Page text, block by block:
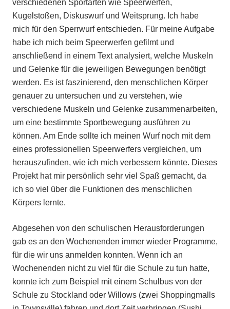
verschiedenen Sportarten wie Speerwerfen,
Kugelstoßen, Diskuswurf und Weitsprung. Ich habe
mich für den Sperrwurf entschieden. Für meine Aufgabe
habe ich mich beim Speerwerfen gefilmt und
anschließend in einem Text analysiert, welche Muskeln
und Gelenke für die jeweiligen Bewegungen benötigt
werden. Es ist faszinierend, den menschlichen Körper
genauer zu untersuchen und zu verstehen, wie
verschiedene Muskeln und Gelenke zusammenarbeiten,
um eine bestimmte Sportbewegung ausführen zu
können. Am Ende sollte ich meinen Wurf noch mit dem
eines professionellen Speerwerfers vergleichen, um
herauszufinden, wie ich mich verbessern könnte. Dieses
Projekt hat mir persönlich sehr viel Spaß gemacht, da
ich so viel über die Funktionen des menschlichen
Körpers lernte.
Abgesehen von den schulischen Herausforderungen
gab es an den Wochenenden immer wieder Programme,
für die wir uns anmelden konnten. Wenn ich an
Wochenenden nicht zu viel für die Schule zu tun hatte,
konnte ich zum Beispiel mit einem Schulbus von der
Schule zu Stockland oder Willows (zwei Shoppingmalls